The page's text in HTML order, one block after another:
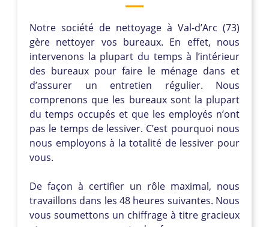
Notre société de nettoyage à Val-d’Arc (73)
gère nettoyer vos bureaux. En effet, nous
intervenons la plupart du temps à l’intérieur
des bureaux pour faire le ménage dans et
d’assurer un entretien régulier. Nous
comprenons que les bureaux sont la plupart
du temps occupés et que les employés n’ont
pas le temps de lessiver. C’est pourquoi nous
nous employons à la totalité de lessiver pour
vous.
De façon à certifier un rôle maximal, nous
travaillons dans les 48 heures suivantes. Nous
vous soumettons un chiffrage à titre gracieux